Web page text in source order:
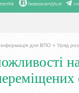
для ВПО » Уряд